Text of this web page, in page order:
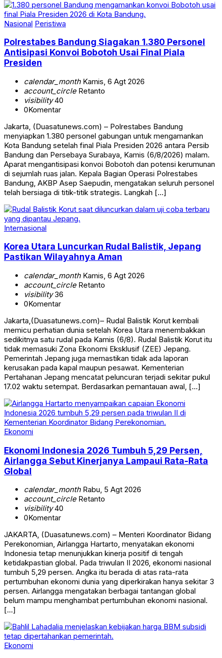
Nasional Peristiwa
Polrestabes Bandung Siagakan 1.380 Personel
Antisipasi Konvoi Bobotoh Usai Final Piala
Presiden
calendar_monthKamis, 6 Agt 2026
account_circleRetanto
visibility40
0Komentar
Jakarta, (Duasatunews.com) – Polrestabes Bandung
menyiapkan 1.380 personel gabungan untuk mengamankan
Kota Bandung setelah final Piala Presiden 2026 antara Persib
Bandung dan Persebaya Surabaya, Kamis (6/8/2026) malam.
Aparat mengantisipasi konvoi Bobotoh dan potensi kerumunan
di sejumlah ruas jalan. Kepala Bagian Operasi Polrestabes
Bandung, AKBP Asep Saepudin, mengatakan seluruh personel
telah bersiaga di titik-titik strategis. Langkah […]
Internasional
Korea Utara Luncurkan Rudal Balistik, Jepang
Pastikan Wilayahnya Aman
calendar_monthKamis, 6 Agt 2026
account_circleRetanto
visibility36
0Komentar
Jakarta,(Duasatunews.com)– Rudal Balistik Korut kembali
memicu perhatian dunia setelah Korea Utara menembakkan
sedikitnya satu rudal pada Kamis (6/8). Rudal Balistik Korut itu
tidak memasuki Zona Ekonomi Eksklusif (ZEE) Jepang.
Pemerintah Jepang juga memastikan tidak ada laporan
kerusakan pada kapal maupun pesawat. Kementerian
Pertahanan Jepang mencatat peluncuran terjadi sekitar pukul
17.02 waktu setempat. Berdasarkan pemantauan awal, […]
Ekonomi
Ekonomi Indonesia 2026 Tumbuh 5,29 Persen,
Airlangga Sebut Kinerjanya Lampaui Rata-Rata
Global
calendar_monthRabu, 5 Agt 2026
account_circleRetanto
visibility40
0Komentar
JAKARTA, (Duasatunews.com) – Menteri Koordinator Bidang
Perekonomian, Airlangga Hartarto, menyatakan ekonomi
Indonesia tetap menunjukkan kinerja positif di tengah
ketidakpastian global. Pada triwulan II 2026, ekonomi nasional
tumbuh 5,29 persen. Angka itu berada di atas rata-rata
pertumbuhan ekonomi dunia yang diperkirakan hanya sekitar 3
persen. Airlangga mengatakan berbagai tantangan global
belum mampu menghambat pertumbuhan ekonomi nasional.
[…]
Ekonomi